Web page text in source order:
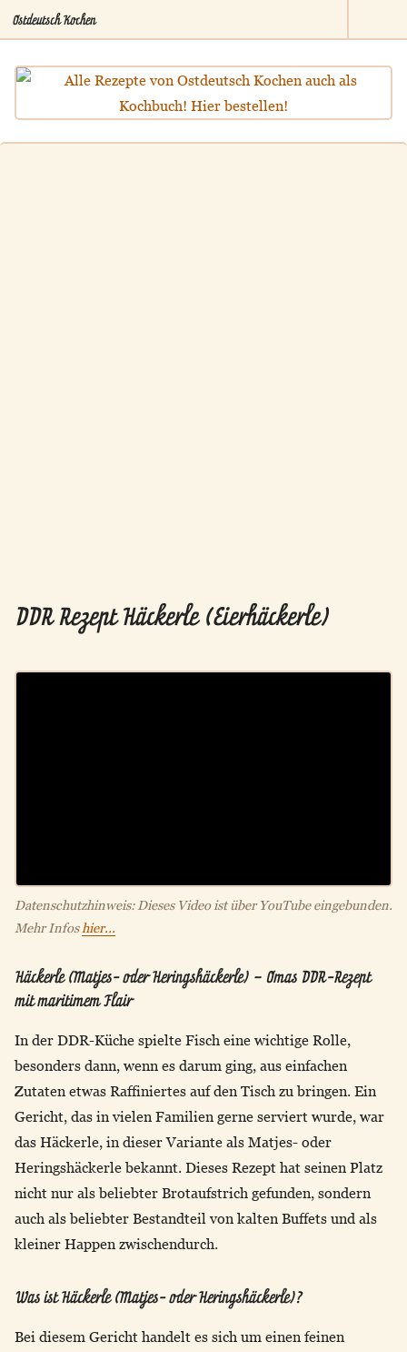
Ostdeutsch Kochen
DDR Rezept Häckerle (Eierhäckerle)
Datenschutzhinweis: Dieses Video ist über YouTube eingebunden.
Mehr Infoshier...
Häckerle (Matjes- oder Heringshäckerle) – Omas DDR-Rezept
mit maritimem Flair
In der DDR-Küche spielte Fisch eine wichtige Rolle,
besonders dann, wenn es darum ging, aus einfachen
Zutaten etwas Raffiniertes auf den Tisch zu bringen. Ein
Gericht, das in vielen Familien gerne serviert wurde, war
das Häckerle, in dieser Variante als Matjes- oder
Heringshäckerle bekannt. Dieses Rezept hat seinen Platz
nicht nur als beliebter Brotaufstrich gefunden, sondern
auch als beliebter Bestandteil von kalten Buffets und als
kleiner Happen zwischendurch.
Was ist Häckerle (Matjes- oder Heringshäckerle)?
Bei diesem Gericht handelt es sich um einen feinen